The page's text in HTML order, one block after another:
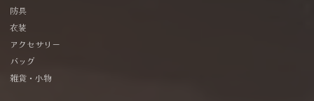
防具
衣装
アクセサリー
バッグ
雑貨・小物